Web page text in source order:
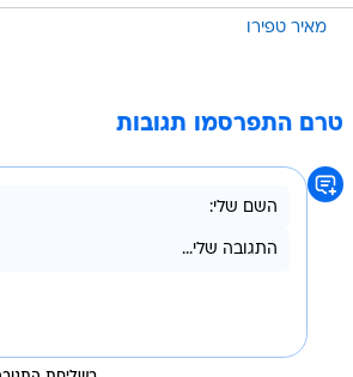
מאיר טפירו
טרם התפרסמו תגובות